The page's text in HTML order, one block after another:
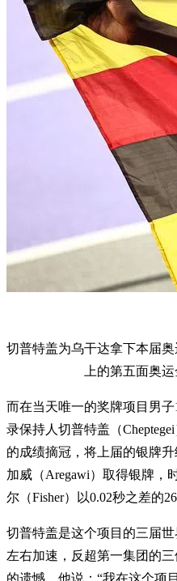
切普特盖为乌干达拿下本届
上的第五面奥运
而在当天唯一的奖牌项目男
录保持人切普特盖（
的成绩摘冠，将上届的银牌
加威（Aregawi）取得银牌，
尔（Fisher）以0.02秒之差的
切普特盖是这个项目的三届
左右加速，反超第一集团的